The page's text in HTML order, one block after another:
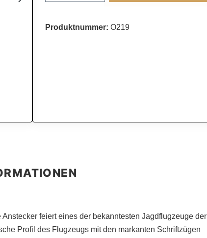
Produktnummer: O219
feiert eines der bekanntesten Jagdflugzeuge der
Profil des Flugzeugs mit den markanten Schriftzügen